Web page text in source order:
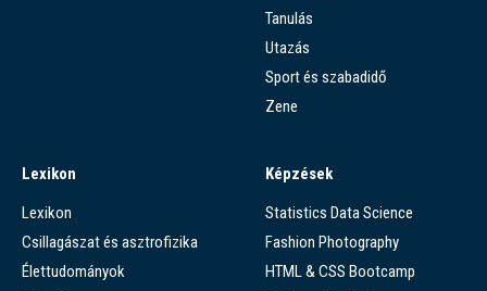
Tanulás
Utazás
Sport és szabadidő
Zene
Lexikon
Lexikon
Csillagászat és asztrofizika
Élettudományok
Képzések
Statistics Data Science
Fashion Photography
HTML & CSS Bootcamp